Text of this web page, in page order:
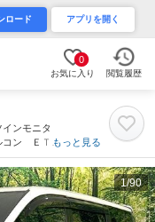
ロード アプリを開く
0
お気に入り 閲覧履歴
ンモニタ
ン ＥＴ
ＬＥＤヘッ
）
もっと見る
1/90